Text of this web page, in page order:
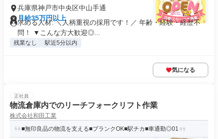
兵庫県神戸市中央区中山手通
月給35万円以上
求める人材: ＼人柄重視の採用です！／ 年齢・経験・経歴不
問！ ▼こんな方大歓迎◎...
残業なし 駅近5分以内
気になる
正社員
物流倉庫内でのリーチフォークリフト作業
株式会社和田工業
■無印良品の物流を支える■ブランクOK■駅チカ■車通勤◎01